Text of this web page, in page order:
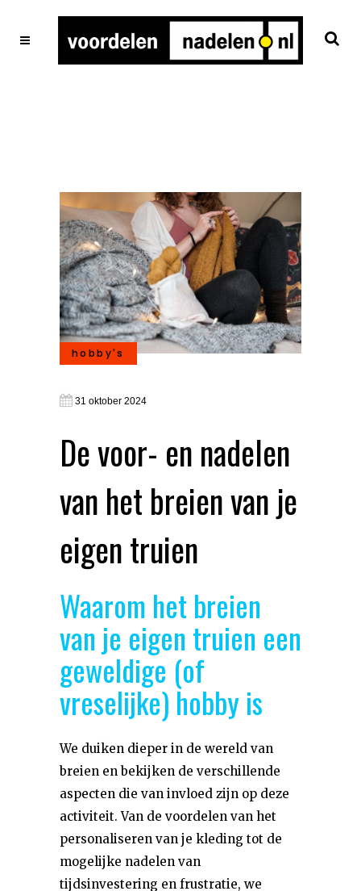
hobby's
31 oktober 2024
De voor- en nadelen
van het breien van je
eigen truien
Waarom het breien
van je eigen truien een
geweldige (of
vreselijke) hobby is
We duiken dieper in de wereld van
breien en bekijken de verschillende
aspecten die van invloed zijn op deze
activiteit. Van de voordelen van het
personaliseren van je kleding tot de
mogelijke nadelen van
tijdsinvestering en frustratie, we